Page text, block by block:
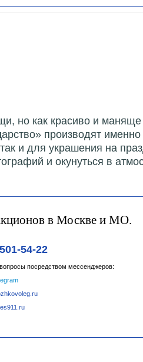
но как красиво и
производят именно
и для украшения на
и окунуться в
в Москве и МО.
54-22
посредством мессенджеров: